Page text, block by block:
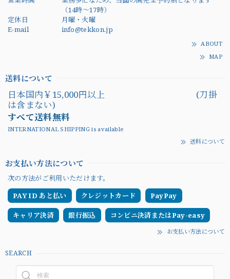
（14時～17時）
定休日
月曜・火曜
E-mail
info@tekkon.jp
ABOUT
MAP
送料について
日本国内￥15,000円以上 (刀掛
は含まない)
すべて送料無料
INTERNATIONAL SHIPPING is available
送料について
お支払い方法について
次の方法がご利用いただけます。
PAY ID あと払い
クレジットカード PayPay
キャリア決済 銀行振込 コンビニ決済またはPay-easy
お支払い方法について
SEARCH